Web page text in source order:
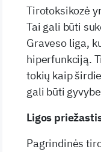
Tirotoksikozė
Tai gali būti
Graveso liga,
hiperfunkciją.
tokių kaip
gali būti
Ligos
Pagrindinės